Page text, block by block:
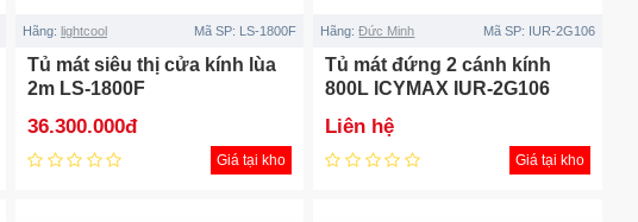
Hãng: lightcool Mã SP: LS-1800F
Tủ mát siêu thị cửa kính lùa
2m LS-1800F
36.300.000đ
Giá tại kho
Hãng: Đức Minh Mã SP: IUR-2G106
Tủ mát đứng 2 cánh kính
800L ICYMAX IUR-2G106
Liên hệ
Giá tại kho